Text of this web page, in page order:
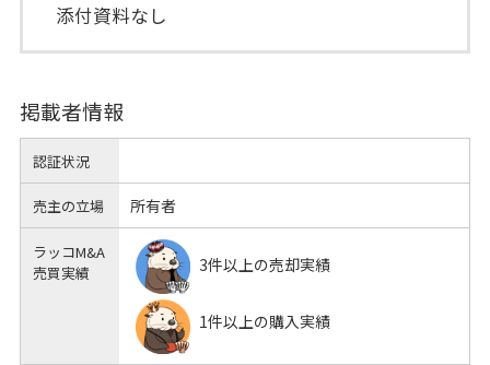
添付資料なし
掲載者情報
認証状況
売主の立場 所有者
ラッコM&A
売買実績
3件以上の売却実績
1件以上の購入実績